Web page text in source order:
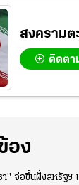
สงครามต
ติดตา
อง
า" จ่อขึ้นฝั่งสหรัฐฯ